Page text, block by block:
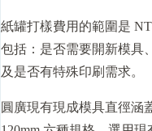
紙罐打樣費用的範圍是
包括：是否需要開新模具
及是否有特殊印刷需求。
圓廣現有現成模具直徑涵